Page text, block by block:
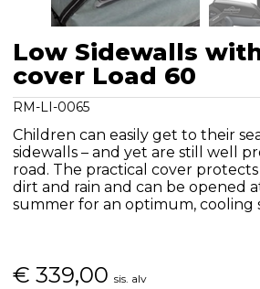
Low Sidewalls
cover Load 60
RM-LI-0065
Children can easily get to their
sidewalls – and yet are still well
road. The practical cover
dirt and rain and can be opened
summer for an optimum, cooling
€ 339,00 sis. alv